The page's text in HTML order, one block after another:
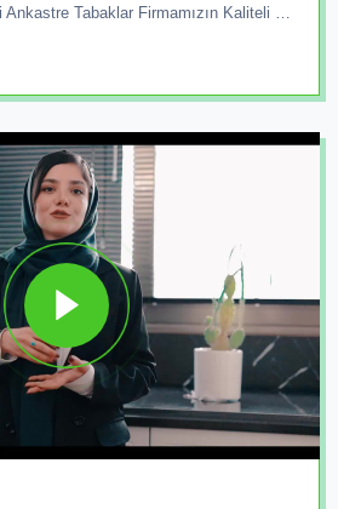
Amitis Ankastre Eviyeli Ankastre Tabaklar Firmamızın Kaliteli Ve Pazarlanabilir Ürünlerindendir. Bu Levhalar Ileri Üretim Teknolojisi Kullanılarak Tek Parça Olarak Üretilmekte Olup, Diğer Ürünlerin Aksine Eviye Levhaya Ayrı Monte Edilmemektedir. Bunun Yerine Tabak Ve Eviye Entegre Bir Şekilde Üretilerek Yekpare Olarak Müşteriye Teslim Edilmektedir. Bu Benzersiz Özellik, Plaka Ile Lavabo Arasında Oluk Ve Ek Yerlerinin Olmaması Anlamına Gelir, Bu Da Lavabonun Içindeki Suyun Kolayca Kanalizasyon Borularına Yönlendirilmesini Sağlar Ve Bakteriler Için Cilt Bölgelerinin Oluşmasını Engeller. Ayrıca Bu Tabaklar Her Türlü Deterjanla Uyumlu Antibakteriyel Özelliktedir. Bu, Ekranın Ve Lavabonun Yüzeyindeki Etkilerinden Endişe Etmeden Ekranı Ve Lavaboyu Yıkamak Için Her Türlü Ev Tipi Deterjanı Kullanabileceğiniz Anlamına Gelir. Entegre Lavabolu Amitis Ankastre Plakaları Seçerek, Güzel Ve Hafif Bir Mutfak Yaratmanın Yanı Sıra, Mutfağınızda Daha Iyi Sıhhi Olanaklara Sahip Olacaksınız, Bu Da Kullanıcıların Mutfaklarında Kolayca Ve Kolaylıkla Çalışmasına Olanak Tanıyacak.